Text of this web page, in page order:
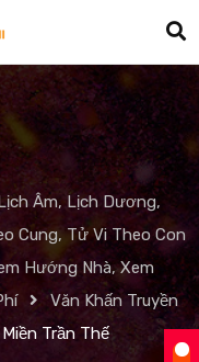
Âm, Lịch Dương,
Cung, Tử Vi Theo Con
Hướng Nhà, Xem
Văn Khấn Truyền
Trần Thế